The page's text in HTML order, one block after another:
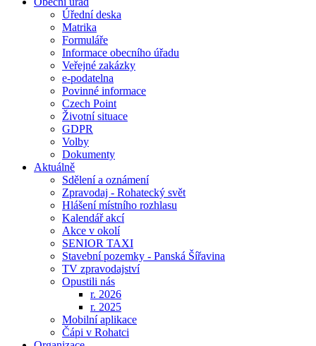
Úřední deska
Matrika
Formuláře
Informace obecního úřadu
Veřejné zakázky
e-podatelna
Povinné informace
Czech Point
Životní situace
GDPR
Volby
Dokumenty
Aktuálně
Sdělení a oznámení
Zpravodaj - Rohatecký svět
Hlášení místního rozhlasu
Kalendář akcí
Akce v okolí
SENIOR TAXI
Stavební pozemky - Panská Šířavina
TV zpravodajství
Opustili nás
r. 2026
r. 2025
Mobilní aplikace
Čápi v Rohatci